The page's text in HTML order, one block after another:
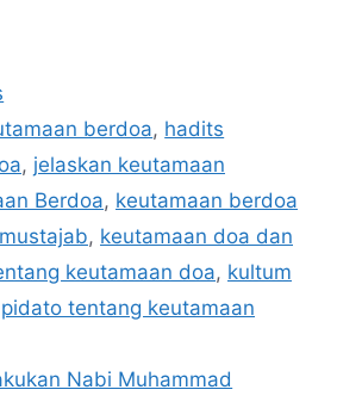
berdoa, hadits
, jelaskan keutamaan
Berdoa, keutamaan berdoa
, keutamaan doa dan
keutamaan doa, kultum
pidato tentang keutamaan
Nabi Muhammad